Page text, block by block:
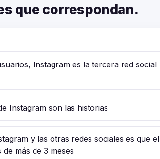
que correspondan.
Instagram es la tercera red social
Instagram son las historias
y las otras redes sociales es que
más de 3 meses